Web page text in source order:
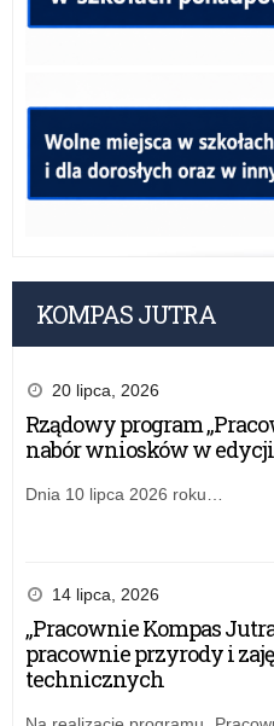
KOMPAS JUTRA
20 lipca, 2026
Rządowy program
nabór wniosków w edycji
Dnia 10 lipca 2026 roku…
14 lipca, 2026
„Pracownie Kompas
pracownie przyrody i
technicznych